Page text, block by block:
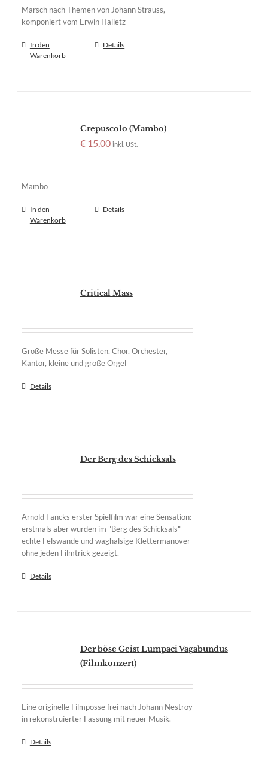
Marsch nach Themen von Johann Strauss,
komponiert vom Erwin Halletz
In den
Warenkorb
Details
Crepuscolo (Mambo)
€15,00 inkl. USt.
Mambo
In den
Warenkorb
Details
Critical Mass
Große Messe für Solisten, Chor, Orchester,
Kantor, kleine und große Orgel
Details
Der Berg des Schicksals
Arnold Fancks erster Spielfilm war eine Sensation:
erstmals aber wurden im "Berg des Schicksals"
echte Felswände und waghalsige Klettermanöver
ohne jeden Filmtrick gezeigt.
Details
Der böse Geist Lumpaci Vagabundus
(Filmkonzert)
Eine originelle Filmposse frei nach Johann Nestroy
in rekonstruierter Fassung mit neuer Musik.
Details